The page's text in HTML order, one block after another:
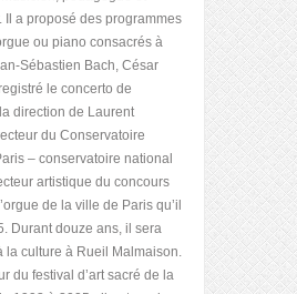
Il a proposé des programmes
ou piano consacrés à
Sébastien Bach, César
le concerto de
direction de Laurent
du Conservatoire
– conservatoire national
artistique du concours
de la ville de Paris qu’il
Durant douze ans, il sera
la culture à Rueil Malmaison.
du festival d’art sacré de la